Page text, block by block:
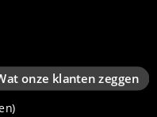
onze klanten zeggen